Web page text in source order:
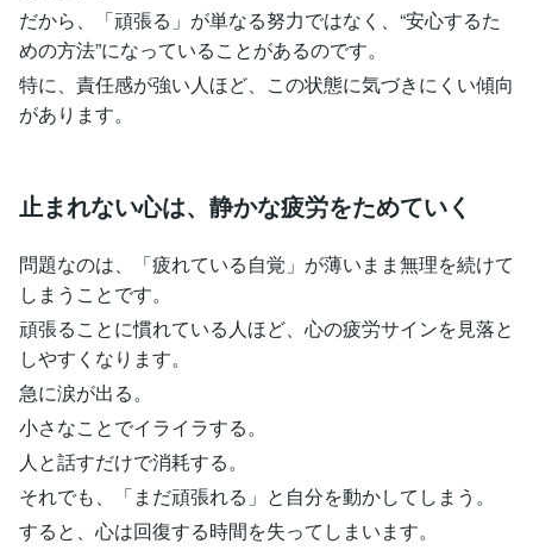
だから、「頑張る」が単なる努力ではなく、“安心するた
めの方法”になっていることがあるのです。
特に、責任感が強い人ほど、この状態に気づきにくい傾向
があります。
止まれない心は、静かな疲労をためていく
問題なのは、「疲れている自覚」が薄いまま無理を続けて
しまうことです。
頑張ることに慣れている人ほど、心の疲労サインを見落と
しやすくなります。
急に涙が出る。
小さなことでイライラする。
人と話すだけで消耗する。
それでも、「まだ頑張れる」と自分を動かしてしまう。
すると、心は回復する時間を失ってしまいます。